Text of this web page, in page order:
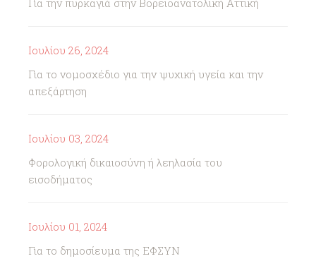
Για την πυρκαγιά στην Βορειοανατολική Αττική
Ιουλίου 26, 2024
Για το νομοσχέδιο για την ψυχική υγεία και την
απεξάρτηση
Ιουλίου 03, 2024
Φορολογική δικαιοσύνη ή λεηλασία του
εισοδήματος
Ιουλίου 01, 2024
Για το δημοσίευμα της ΕΦΣΥΝ